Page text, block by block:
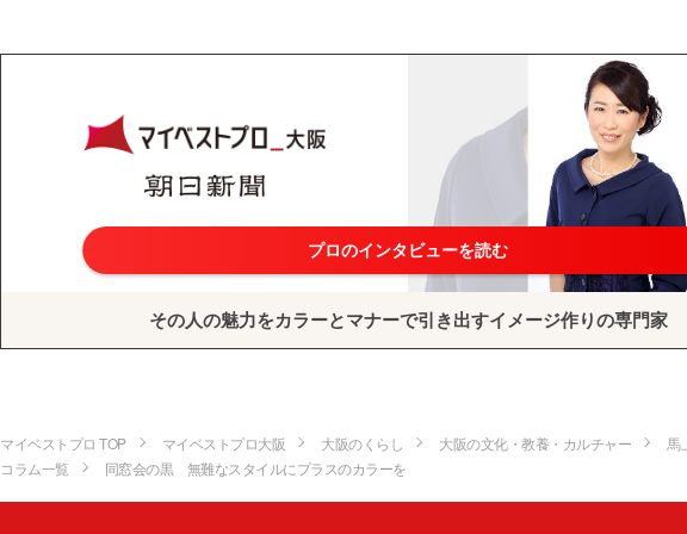
プロのインタビューを読む
その人の魅力をカラーとマナーで引き出すイメージ作りの専門家
マイベストプロ TOP マイベストプロ大阪 大阪のくらし 大阪の文化・教養・カルチャー
馬
コラム一覧
同窓会の黒 無難なスタイルにプラスのカラーを